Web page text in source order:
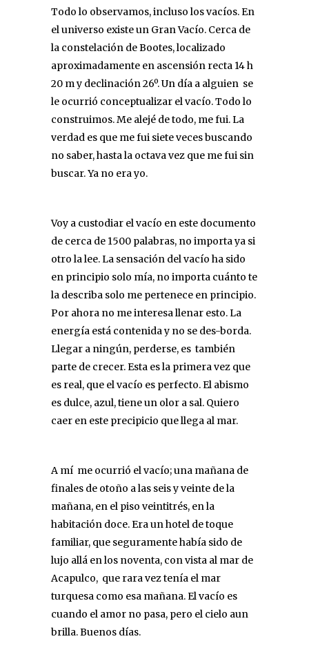
Todo lo observamos, incluso los vacíos. En
el universo existe un Gran Vacío. Cerca de
la constelación de Bootes, localizado
aproximadamente en ascensión recta 14 h
20 m y declinación 26º. Un día a alguien se
le ocurrió conceptualizar el vacío. Todo lo
construimos. Me alejé de todo, me fui. La
verdad es que me fui siete veces buscando
no saber, hasta la octava vez que me fui sin
buscar. Ya no era yo.
Voy a custodiar el vacío en este documento
de cerca de 1500 palabras, no importa ya si
otro la lee. La sensación del vacío ha sido
en principio solo mía, no importa cuánto te
la describa solo me pertenece en principio.
Por ahora no me interesa llenar esto. La
energía está contenida y no se des-borda.
Llegar a ningún, perderse, es también
parte de crecer. Esta es la primera vez que
es real, que el vacío es perfecto. El abismo
es dulce, azul, tiene un olor a sal. Quiero
caer en este precipicio que llega al mar.
A mí me ocurrió el vacío; una mañana de
finales de otoño a las seis y veinte de la
mañana, en el piso veintitrés, en la
habitación doce. Era un hotel de toque
familiar, que seguramente había sido de
lujo allá en los noventa, con vista al mar de
Acapulco, que rara vez tenía el mar
turquesa como esa mañana. El vacío es
cuando el amor no pasa, pero el cielo aun
brilla. Buenos días.